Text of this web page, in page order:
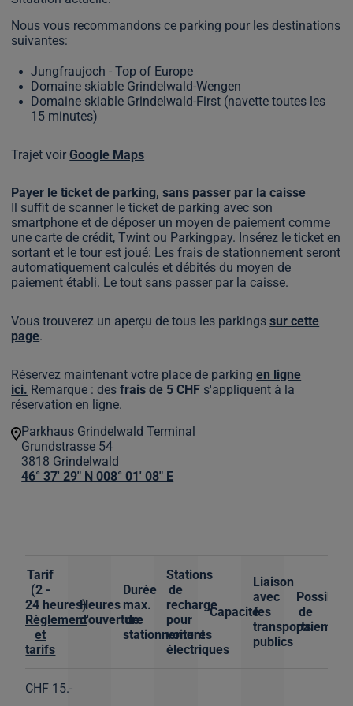
Nous vous recommandons ce parking pour les destinations
suivantes:
Jungfraujoch - Top of Europe
Domaine skiable Grindelwald-Wengen
Domaine skiable Grindelwald-First (navette toutes les
15 minutes)
Trajet voirGoogle Maps
Payer le ticket de parking, sans passer par la caisse
Il suffit de scanner le ticket de parking avec son
smartphone et de déposer un moyen de paiement comme
une carte de crédit, Twint ou Parkingpay. Insérez le ticket en
sortant et le tour est joué: Les frais de stationnement seront
automatiquement calculés et débités du moyen de
paiement établi. Le tout sans passer par la caisse.
Vous trouverez un aperçu de tous les parkingssur cette
page.
Réservez maintenant votre place de parkingen ligne
ici. Remarque : desfrais de 5 CHF s'appliquent à la
réservation en ligne.
Parkhaus Grindelwald Terminal
Grundstrasse 54
3818 Grindelwald
46° 37' 29" N 008° 01' 08" E
Tarif
(2 -
24 heures)
Règlement
et
tarifs
Heures
d'ouverture
Durée
max.
de
stationnement
Stations
de
recharge
pour
voitures
électriques
Capacité
Liaison
avec
les
transports
publics
de
paiement
CHF 15.-